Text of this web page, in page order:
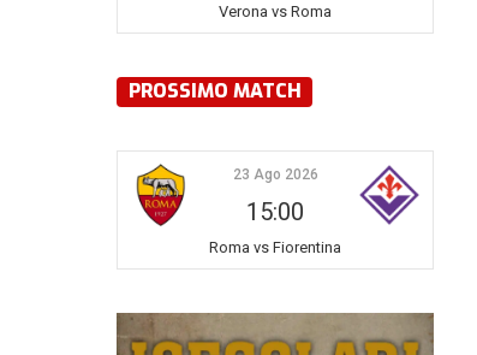
Verona vs Roma
PROSSIMO MATCH
23 Ago 2026
15:00
Roma vs Fiorentina